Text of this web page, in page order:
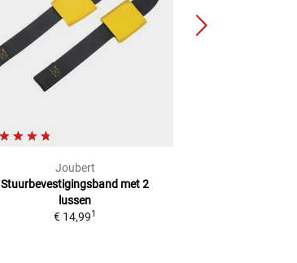
Joubert
Stuurbevestigingsband met 2
lussen
€ 14,991